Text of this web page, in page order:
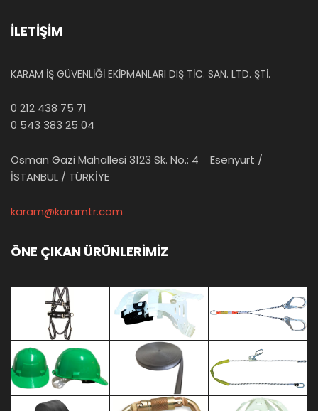
İLETİŞİM
KARAM İŞ GÜVENLİĞİ EKİPMANLARI DIŞ TİC. SAN. LTD. ŞTİ.
0 212 438 75 71
0 543 383 25 04
Osman Gazi Mahallesi 3123 Sk. No.: 4 Esenyurt /
İSTANBUL / TÜRKİYE
karam@karamtr.com
ÖNE ÇIKAN ÜRÜNLERİMİZ